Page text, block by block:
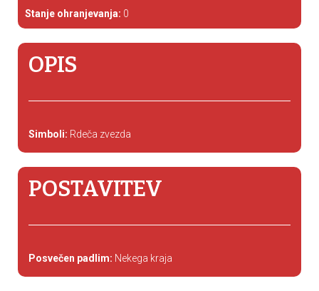
Stanje ohranjevanja: 0
OPIS
Simboli: Rdeča zvezda
POSTAVITEV
Posvečen padlim: Nekega kraja